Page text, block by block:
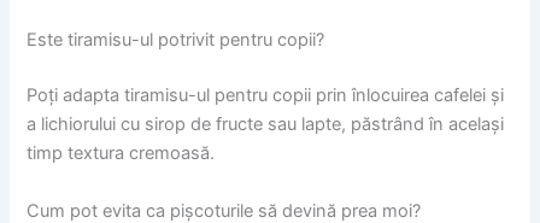
Este tiramisu-ul potrivit pentru copii?
Poți adapta tiramisu-ul pentru copii prin înlocuirea cafelei și
a lichiorului cu sirop de fructe sau lapte, păstrând în același
timp textura cremoasă.
Cum pot evita ca pișcoturile să devină prea moi?